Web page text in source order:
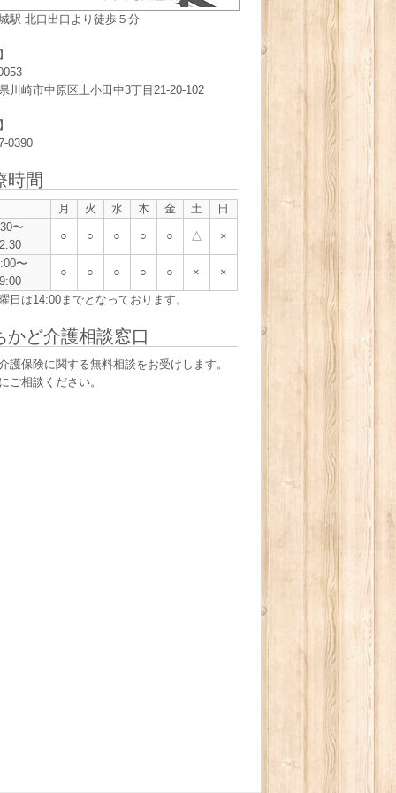
駅 北口出口より徒歩５分
川崎市中原区上小田中3丁目21-20-102
0390
時間
月 火 水 木 金 土
日
〜
○ ○ ○ ○ ○ △ ×
〜
○ ○ ○ ○ ○ × ×
日は14:00までとなっております。
かど介護相談窓口
護保険に関する無料相談をお受けします。
ご相談ください。